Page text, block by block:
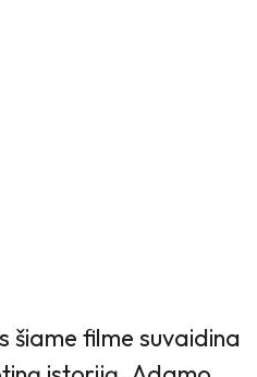
šiame filme suvaidina